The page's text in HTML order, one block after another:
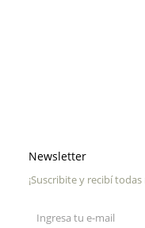
Newsletter
¡Suscribite y recibí